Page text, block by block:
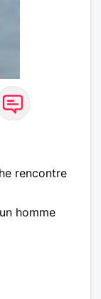
rencontre
homme